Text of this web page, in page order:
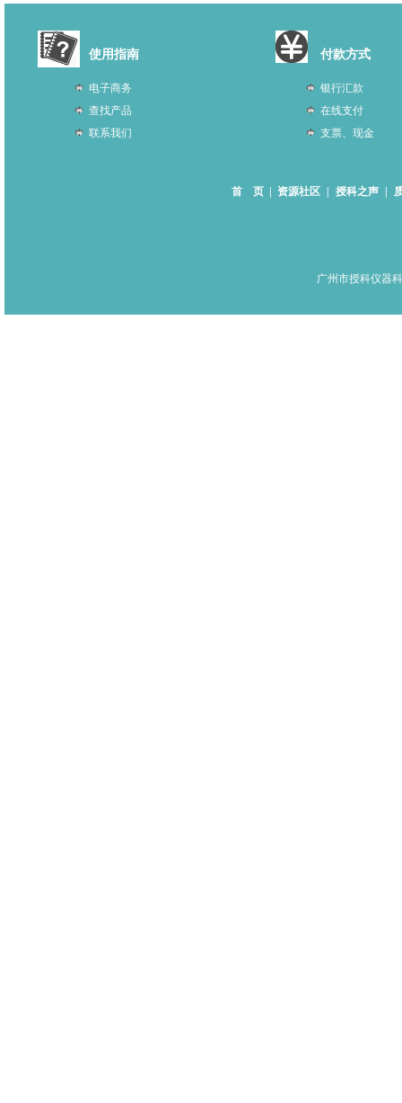
使用指南
电子商务
查找产品
联系我们
付款方式
银行汇款
在线支付
支票、现金
首 页 资源社区 授科之声
广州市授科仪器